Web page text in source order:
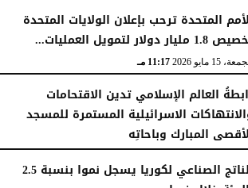
المتحدة ترحب بإعلان الولايات المتحدة
مليار دولار لتمويل العمليات...
15 مايو 2026 11:17 مـ
العالم الإسلامي تدين الاقتحامات
الاسرائيلية المستمرة للمسجد
المبارك وباحاتِه
الناتج الصناعي لكوريا يسجل نموا بنسبة 2.5